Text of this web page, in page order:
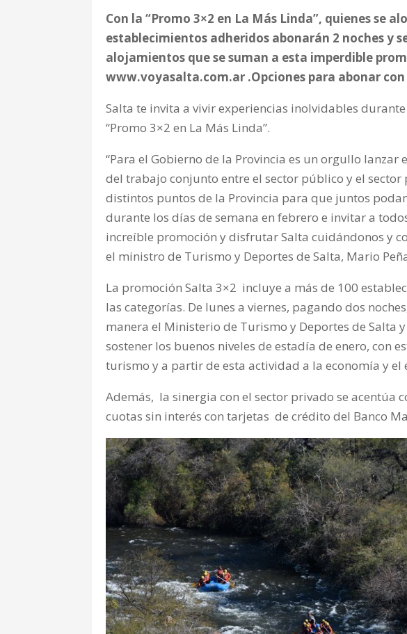
Con la “Promo 3×2 en La Más Linda”, quienes se
establecimientos adheridos abonarán 2 noches y
alojamientos que se suman a esta imperdible
www.voyasalta.com.ar .Opciones para abonar
Salta te invita a vivir experiencias inolvidables
“Promo 3×2 en La Más Linda”.
“Para el Gobierno de la Provincia es un orgullo
del trabajo conjunto entre el sector público y el sector
distintos puntos de la Provincia para que juntos
durante los días de semana en febrero e invitar a
increíble promoción y disfrutar Salta cuidándonos y
el ministro de Turismo y Deportes de Salta, Mario
La promoción Salta 3×2 incluye a más de 100
las categorías. De lunes a viernes, pagando dos
manera el Ministerio de Turismo y Deportes de Salta
sostener los buenos niveles de estadía de enero, con
turismo y a partir de esta actividad a la economía y el
Además, la sinergia con el sector privado se acentúa
cuotas sin interés con tarjetas de crédito del Banco